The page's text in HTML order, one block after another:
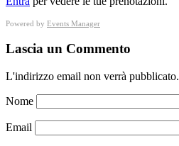
Powered by Events Manager
Lascia un Commento
L'indirizzo email non verrà pubblicato.
Nome
Email